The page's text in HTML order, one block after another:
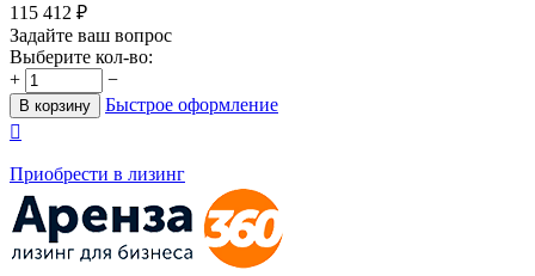
115 412 ₽
Задайте ваш вопрос
Выберите кол-во:
+
−
В корзину
Быстрое оформление

Приобрести в лизинг